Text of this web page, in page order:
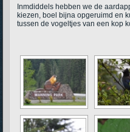
Inmdiddels hebben we de
kiezen, boel bijna opgeruimd en
tussen de vogeltjes van een kop